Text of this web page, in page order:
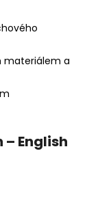
materiálem a
English